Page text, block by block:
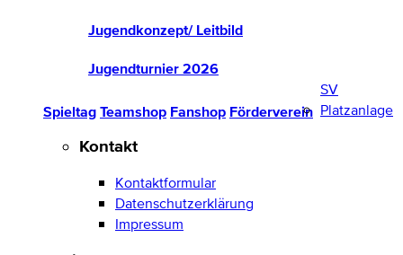
Jugendkonzept/ Leitbild
Jugendturnier 2026
Spieltag Teamshop Fanshop Förderverein
SV
Platzanlage
Kontakt
Kontaktformular
Datenschutzerklärung
Impressum